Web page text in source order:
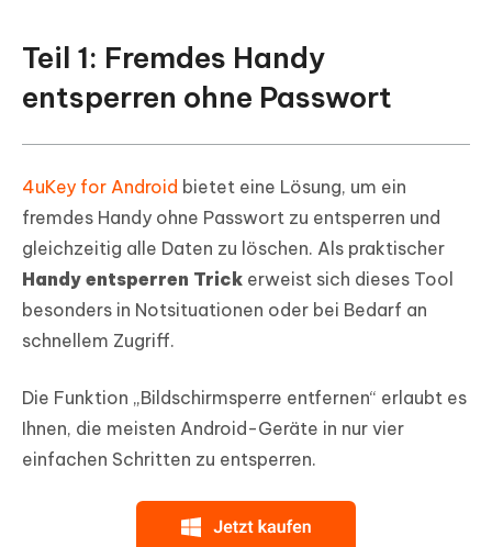
Teil 1: Fremdes Handy
entsperren ohne Passwort
4uKey for Android bietet eine Lösung, um ein
fremdes Handy ohne Passwort zu entsperren und
gleichzeitig alle Daten zu löschen. Als praktischer
Handy entsperren Trick erweist sich dieses Tool
besonders in Notsituationen oder bei Bedarf an
schnellem Zugriff.
Die Funktion „Bildschirmsperre entfernen“ erlaubt es
Ihnen, die meisten Android-Geräte in nur vier
einfachen Schritten zu entsperren.